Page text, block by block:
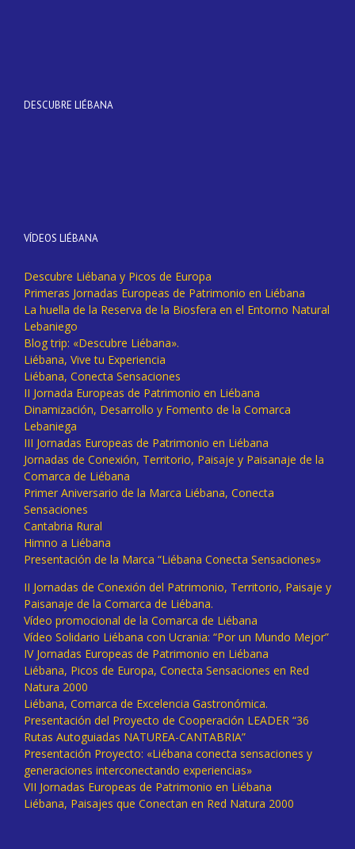
DESCUBRE LIÉBANA
VÍDEOS LIÉBANA
Descubre Liébana y Picos de Europa
Primeras Jornadas Europeas de Patrimonio en Liébana
La huella de la Reserva de la Biosfera en el Entorno Natural
Lebaniego
Blog trip: «Descubre Liébana».
Liébana, Vive tu Experiencia
Liébana, Conecta Sensaciones
II Jornada Europeas de Patrimonio en Liébana
Dinamización, Desarrollo y Fomento de la Comarca
Lebaniega
III Jornadas Europeas de Patrimonio en Liébana
Jornadas de Conexión, Territorio, Paisaje y Paisanaje de la
Comarca de Liébana
Primer Aniversario de la Marca Liébana, Conecta
Sensaciones
Cantabria Rural
Himno a Liébana
Presentación de la Marca “Liébana Conecta Sensaciones»
II Jornadas de Conexión del Patrimonio, Territorio, Paisaje y
Paisanaje de la Comarca de Liébana.
Vídeo promocional de la Comarca de Liébana
Vídeo Solidario Liébana con Ucrania: “Por un Mundo Mejor”
IV Jornadas Europeas de Patrimonio en Liébana
Liébana, Picos de Europa, Conecta Sensaciones en Red
Natura 2000
Liébana, Comarca de Excelencia Gastronómica.
Presentación del Proyecto de Cooperación LEADER “36
Rutas Autoguiadas NATUREA-CANTABRIA”
Presentación Proyecto: «Liébana conecta sensaciones y
generaciones interconectando experiencias»
VII Jornadas Europeas de Patrimonio en Liébana
Liébana, Paisajes que Conectan en Red Natura 2000